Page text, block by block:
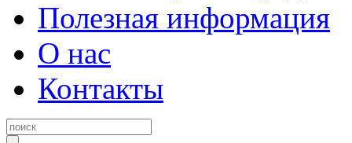
Полезная информация
О нас
Контакты